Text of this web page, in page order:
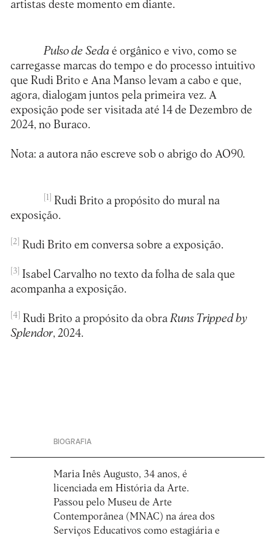
artistas deste momento em diante.
Pulso de Sedaé orgânico e vivo, como se
carregasse marcas do tempo e do processo intuitivo
que Rudi Brito e Ana Manso levam a cabo e que,
agora, dialogam juntos pela primeira vez. A
exposição pode ser visitada até 14 de Dezembro de
2024, no Buraco.
Nota: a autora não escreve sob o abrigo do AO90.
[1]
Rudi Brito a propósito do mural na
exposição.
[2] Rudi Brito em conversa sobre a exposição.
[3]
Isabel Carvalho no texto da folha de sala que
acompanha a exposição.
[4] Rudi Brito a propósito da obra Runs Tripped by
Splendor, 2024.
BIOGRAFIA
Maria Inês Augusto, 34 anos, é
licenciada em História da Arte.
Passou pelo Museu de Arte
Contemporânea (MNAC) na área dos
Serviços Educativos como estagiária e